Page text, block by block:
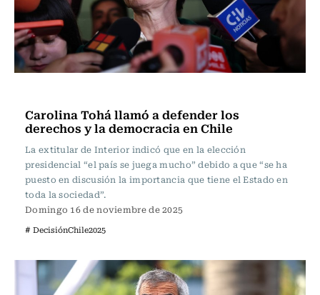
Carolina Tohá llamó a defender los
derechos y la democracia en Chile
La extitular de Interior indicó que en la elección
presidencial “el país se juega mucho” debido a que “se ha
puesto en discusión la importancia que tiene el Estado en
toda la sociedad”.
Domingo 16 de noviembre de 2025
# DecisiónChile2025